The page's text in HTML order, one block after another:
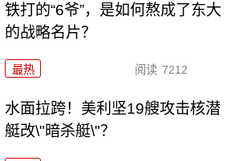
铁打的“6爷”，是如何熬成了东大
的战略名片？
最热 阅读 7212
水面拉跨！美利坚19艘攻击核潜
艇改\"暗杀艇\"？